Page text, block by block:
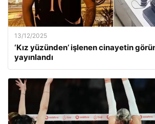
13/12/2025
‘Kız yüzünden’ işlenen cinayetin
yayınlandı